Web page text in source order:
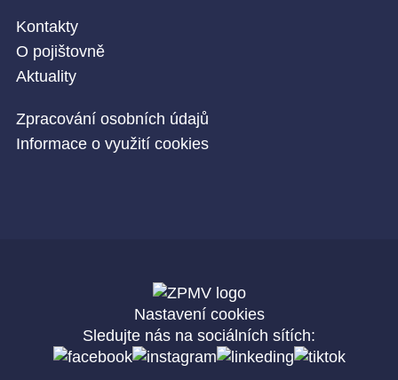
Kontakty
O pojištovně
Aktuality
Zpracování osobních údajů
Informace o využití cookies
Nastavení cookies
Sledujte nás na sociálních sítích: